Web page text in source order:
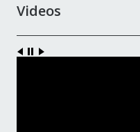
Videos